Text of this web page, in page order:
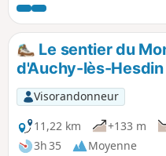
printemps de très belles
cueillir ! Ce circuit reprend
"Sentier de l'Étoile" dont on
pas de descriptif. En outre
(peut-être même disparu en
près du grillage à droite
parcours, je vous conseille
trouve les liens dans le
Le sentier du
d'Auchy-lès-Hesdin
Visorandonneur
11,22 km
+133 m
3h 35
Moyenne